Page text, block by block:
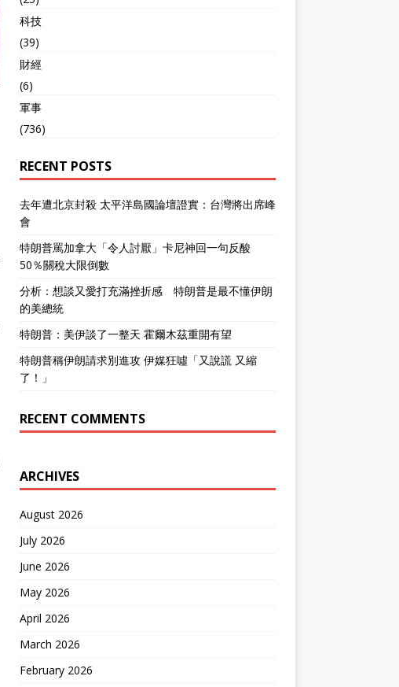
科技
(39)
財經
(6)
軍事
(736)
RECENT POSTS
去年遭北京封殺 太平洋島國論壇證實：台灣將出席峰
會
特朗普罵加拿大「令人討厭」卡尼神回一句反酸
50％關稅大限倒數
分析：想談又愛打充滿挫折感 特朗普是最不懂伊朗
的美總統
特朗普：美伊談了一整天 霍爾木茲重開有望
特朗普稱伊朗請求別進攻 伊媒狂噓「又說謊 又縮
了！」
RECENT COMMENTS
ARCHIVES
August 2026
July 2026
June 2026
May 2026
April 2026
March 2026
February 2026